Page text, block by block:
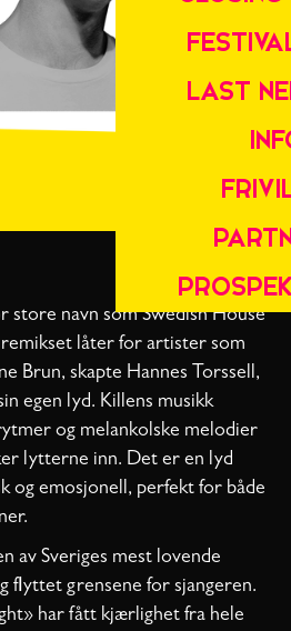
LAST
store navn som Swedish House
remikset låter for artister som
Brun, skapte Hannes Torssell,
egen lyd. Killens musikk
og melankolske melodier
lytterne inn. Det er en lyd
og emosjonell, perfekt for både
av Sveriges mest lovende
flyttet grensene for sjangeren.
har fått kjærlighet fra hele